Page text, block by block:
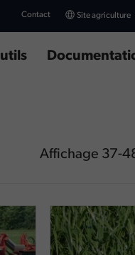
Contact Site agriculture
Affichage 37-